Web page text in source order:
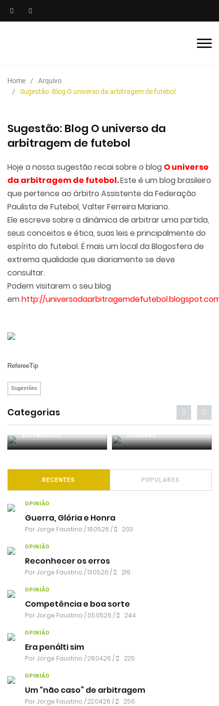
Home
Arquivo
Sugestão: Blog O universo da arbitragem de futebol
Sugestão: Blog O universo da
arbitragem de futebol
Hoje a nossa sugestão recai sobre o blog O universo
da arbitragem de futebol.Este é um blog brasileiro
que pertence ao árbitro Assistente da Federação
Paulista de Futebol, Valter Ferreira Mariano.
Ele escreve sobre a dinâmica de arbitrar uma partida,
seus conceitos e ética, suas leis e principalmente do
espírito do futebol.É mais um local da Blogosfera de
extrema qualidade que diariamente se deve
consultar.
Podem visitarem o seu blog
emhttp://
RefereeTip
Sugestões
Categorias
Entrevistas Análises
RECENTES POPULARES
OPINIÃO
Guerra, Glória e Honra
PorJorge Faustino / 18.05.26 / 203
OPINIÃO
Reconhecer os erros
PorJorge Faustino / 13.05.26 / 219
OPINIÃO
Competência e boa sorte
PorJorge Faustino / 05.05.26 / 244
OPINIÃO
Era penálti sim
PorJorge Faustino / 28.04.26 / 225
OPINIÃO
Um “não caso” de arbitragem
PorJorge Faustino / 22.04.26 / 256